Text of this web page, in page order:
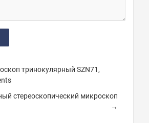
тринокулярный SZN71,
стереоскопический микроскоп
→